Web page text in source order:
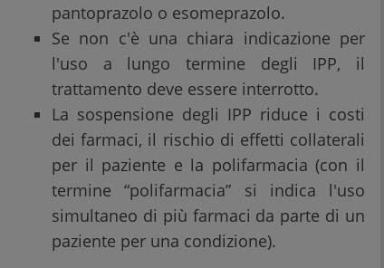
pantoprazolo o esomeprazolo.
Se non c'è una chiara indicazione per
l'uso a lungo termine degli IPP, il
trattamento deve essere interrotto.
La sospensione degli IPP riduce i costi
dei farmaci, il rischio di effetti collaterali
per il paziente e la polifarmacia (con il
termine “polifarmacia” si indica l'uso
simultaneo di più farmaci da parte di un
paziente per una condizione).